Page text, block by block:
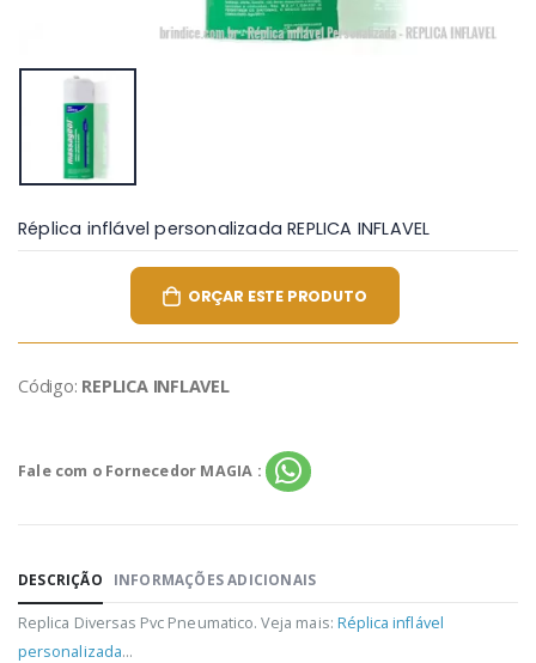
Réplica inflável personalizada REPLICA INFLAVEL
ORÇAR ESTE PRODUTO
Código: REPLICA INFLAVEL
Fale com o Fornecedor MAGIA :
DESCRIÇÃO INFORMAÇÕES ADICIONAIS
Replica Diversas Pvc Pneumatico. Veja mais: Réplica inflável
personalizada...